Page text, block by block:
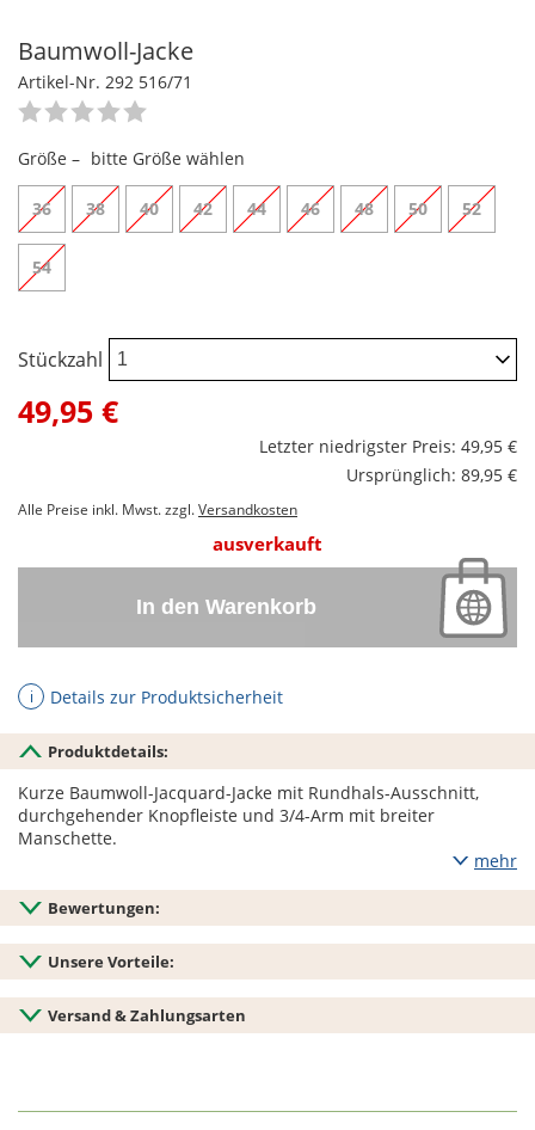
Baumwoll-Jacke
Artikel-Nr. 292 516/71
Größe – bitte Größe wählen
36 38 40 42 44 46 48 50 52
54
Stückzahl
49,95 €
Letzter niedrigster Preis: 49,95 €
Ursprünglich: 89,95 €
Alle Preise inkl. Mwst. zzgl.Versandkosten
ausverkauft
In den Warenkorb
ℹ Details zur Produktsicherheit
Produktdetails:
Kurze Baumwoll-Jacquard-Jacke mit Rundhals-Ausschnitt,
durchgehender Knopfleiste und 3/4-Arm mit breiter
Manschette.
mehr
Bewertungen:
Unsere Vorteile:
Versand & Zahlungsarten